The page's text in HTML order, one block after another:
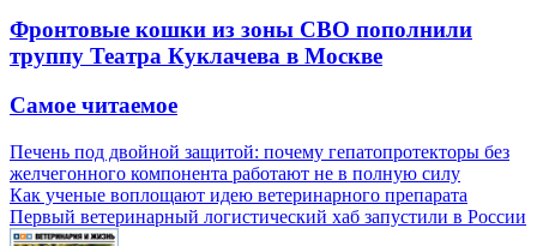
Фронтовые кошки из зоны СВО пополнили
труппу Театра Куклачева в Москве
Самое читаемое
Печень под двойной защитой: почему гепатопротекторы без
желчегонного компонента работают не в полную силу
Как ученые воплощают идею ветеринарного препарата
Первый ветеринарный логистический хаб запустили в России